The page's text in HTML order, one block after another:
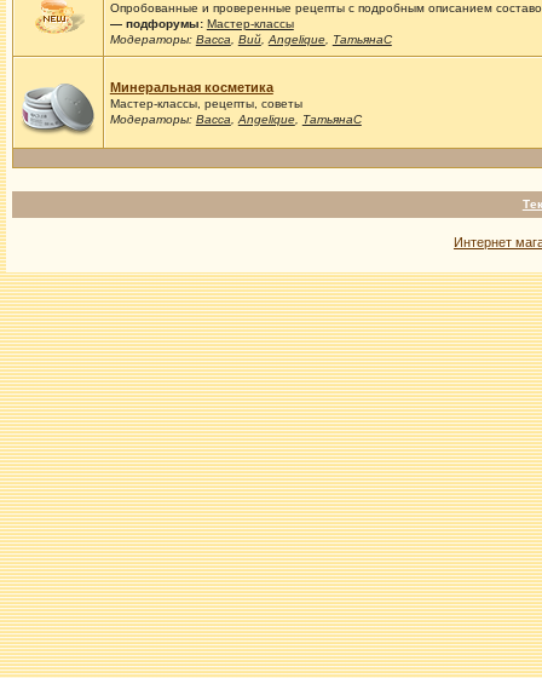
Опробованные и проверенные рецепты с подробным описанием
— подфорумы: Мастер-классы
Модераторы: Васса Вий, Angelique, ТатьянаС
Минеральная косметика
Мастер-классы, рецепты, советы
Модераторы: Васса Angelique, ТатьянаС
Интернет